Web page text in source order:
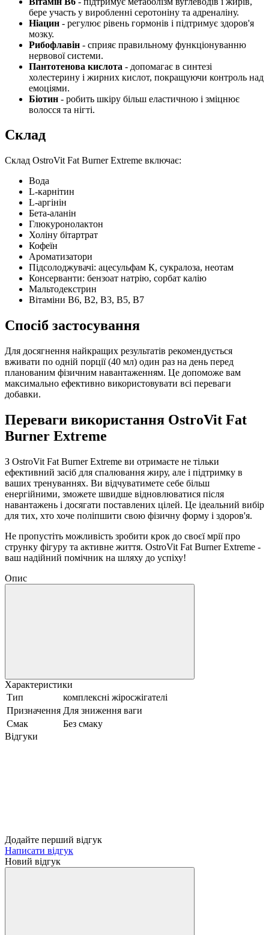
бере участь у виробленні серотоніну та адреналіну.
Ніацин - регулює рівень гормонів і підтримує здоров'я
мозку.
Рибофлавін - сприяє правильному функціонуванню
нервової системи.
Пантотенова кислота - допомагає в синтезі
холестерину і жирних кислот, покращуючи контроль над
емоціями.
Біотин - робить шкіру більш еластичною і зміцнює
волосся та нігті.
Склад
Склад OstroVit Fat Burner Extreme включає:
Вода
L-карнітин
L-аргінін
Бета-аланін
Глюкуронолактон
Холіну бітартрат
Кофеїн
Ароматизатори
Підсолоджувачі: ацесульфам К, сукралоза, неотам
Консерванти: бензоат натрію, сорбат калію
Мальтодекстрин
Вітаміни B6, B2, B3, B5, B7
Спосіб застосування
Для досягнення найкращих результатів рекомендується
вживати по одній порції (40 мл) один раз на день перед
планованим фізичним навантаженням. Це допоможе вам
максимально ефективно використовувати всі переваги
добавки.
Переваги використання OstroVit Fat
Burner Extreme
З OstroVit Fat Burner Extreme ви отримаєте не тільки
ефективний засіб для спалювання жиру, але і підтримку в
ваших тренуваннях. Ви відчуватимете себе більш
енергійними, зможете швидше відновлюватися після
навантажень і досягати поставлених цілей. Це ідеальний вибір
для тих, хто хоче поліпшити свою фізичну форму і здоров'я.
Не пропустіть можливість зробити крок до своєї мрії про
струнку фігуру та активне життя. OstroVit Fat Burner Extreme -
ваш надійний помічник на шляху до успіху!
Опис
Характеристики
Тип
комплексні жіросжігателі
Призначення Для зниження ваги
Смак
Без смаку
Відгуки
Додайте перший відгук
Написати відгук
Новий відгук